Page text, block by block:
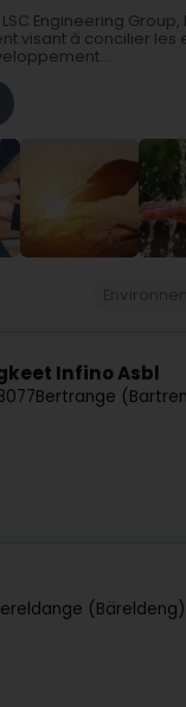
Engineering
visant à concilier les
Infino Asbl
Bertrange
(Bäreldeng)